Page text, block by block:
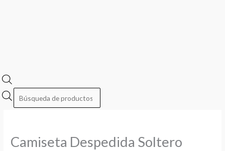
Camiseta Despedida Soltero